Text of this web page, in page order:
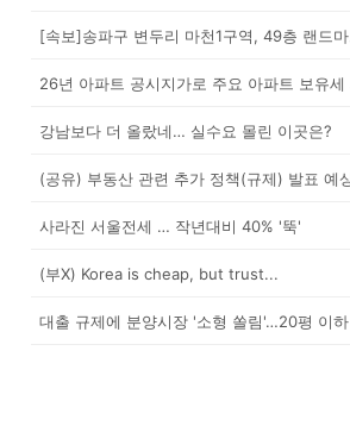
[속보]송파구 변두리 마천1구역, 49층 랜드
26년 아파트 공시지가로 주요 아파트 보유
강남보다 더 올랐네… 실수요 몰린 이곳은?
(공유) 부동산 관련 추가 정책(규제) 발표 예
사라진 서울전세 … 작년대비 40% '뚝'
(부X) Korea is cheap, but trust...
대출 규제에 분양시장 '소형 쏠림'…20평 이